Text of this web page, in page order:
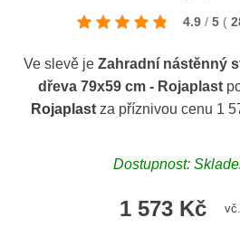
4.9 / 5 (
Ve slevě je Zahradní nástěnný
dřeva 79x59 cm - Rojaplast
Rojaplast za příznivou cenu 1
Dostupnost:
1 573 Kč